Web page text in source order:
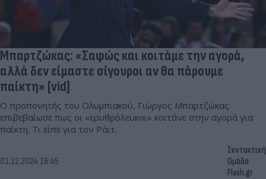
Μπαρτζώκας: «Σαφώς και κοιτάμε την αγορά,
αλλά δεν είμαστε σίγουροι αν θα πάρουμε
παίκτη» [vid]
Ο προπονητής του Ολυμπιακού, Γιώργος Μπαρτζώκας
επιβεβαίωσε πως οι «ερυθρόλευκοι» κοιτάνε στην αγορά για
παίκτη. Τι είπε για τον Ράιτ.
01.12.2024 16:45
Συντακτική
Ομάδα
Flash.gr